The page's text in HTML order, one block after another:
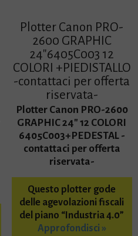
Plotter Canon PRO-
2600 GRAPHIC
24″6405C003 12
COLORI +PIEDISTALLO
-contattaci per offerta
riservata-
Plotter Canon PRO-2600
GRAPHIC 24″ 12 COLORI
6405C003+PEDESTAL -
contattaci per offerta
riservata-
Questo plotter gode
delle agevolazioni fiscali
del piano “Industria 4.0”
Approfondisci »